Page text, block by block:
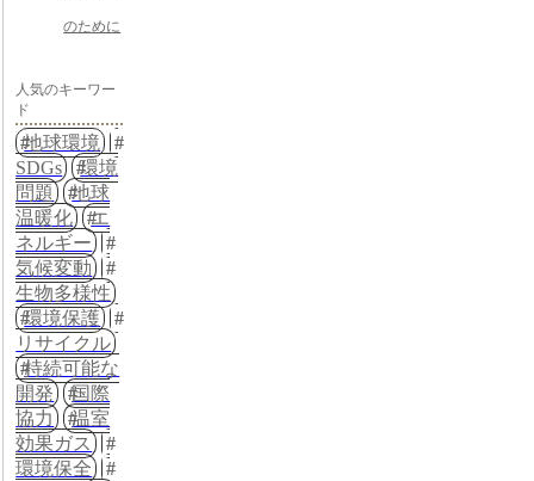
のために
人気のキーワー
ド
地球環境
SDGs
環境
問題
地球
温暖化
エ
ネルギー
気候変動
生物多様性
環境保護
リサイクル
持続可能な
開発
国際
協力
温室
効果ガス
環境保全